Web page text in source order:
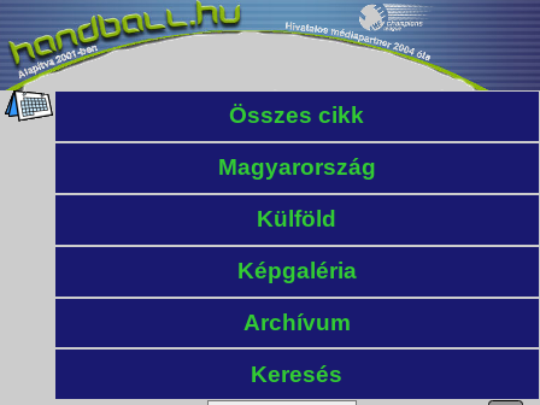
Összes cikk
Magyarország
Külföld
Képgaléria
Archívum
Keresés